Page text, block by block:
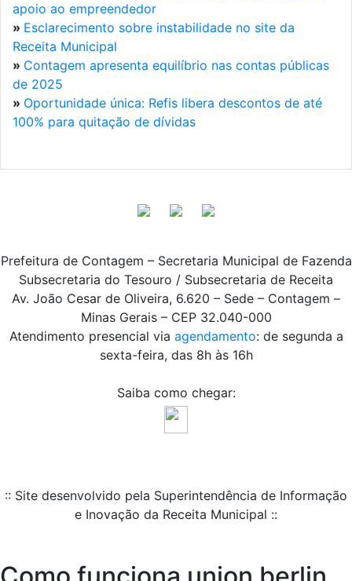
apoio ao empreendedor
» Esclarecimento sobre instabilidade no site da
Receita Municipal
» Contagem apresenta equilíbrio nas contas públicas
de 2025
» Oportunidade única: Refis libera descontos de até
100% para quitação de dívidas
Prefeitura de Contagem – Secretaria Municipal de Fazenda
Subsecretaria do Tesouro / Subsecretaria de Receita
Av. João Cesar de Oliveira, 6.620 – Sede – Contagem –
Minas Gerais – CEP 32.040-000
Atendimento presencial via agendamento: de segunda a
sexta-feira, das 8h às 16h
Saiba como chegar:
:: Site desenvolvido pela Superintendência de Informação
e Inovação da Receita Municipal ::